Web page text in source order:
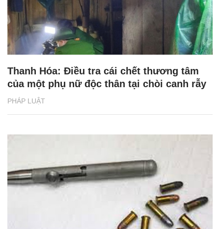
PHÁP LUẬT
Thanh Hóa: Điều tra cái chết thương tâm
của một phụ nữ độc thân tại chòi canh rẫy